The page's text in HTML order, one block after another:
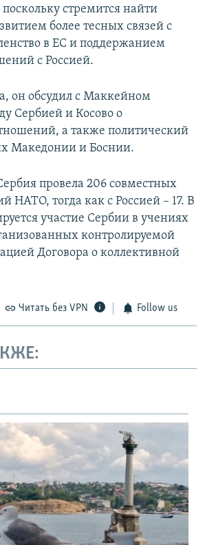
стремится найти
более тесных связей с
в ЕС и поддержанием
с Россией.
он обсудил с Маккейном
Сербией и Косово о
а также политический
Македонии и Боснии.
провела 206 совместных
НАТО, тогда как с Россией – 17. В
участие Сербии в учениях
контролируемой
Договора о коллективной
Читать без VPN Follow us